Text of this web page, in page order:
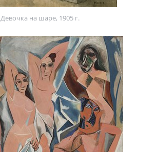
Девочка на шаре, 1905 г.